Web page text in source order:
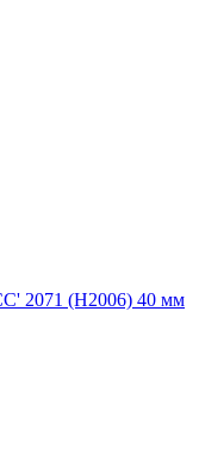
2071 (H2006) 40 мм